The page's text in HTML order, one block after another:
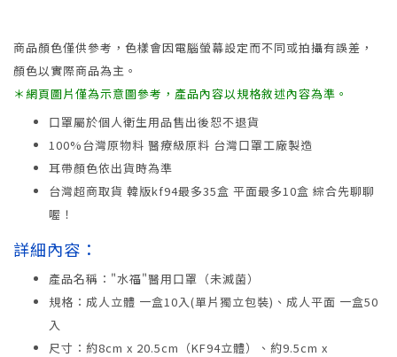
商品顏色僅供參考，色樣會因電腦螢幕設定而不同或拍攝有誤差，
顏色以實際商品為主。
＊網頁圖片僅為示意圖參考，產品內容以規格敘述內容為準。
口罩屬於個人衛生用品售出後恕不退貨
100%台灣原物料 醫療級原料 台灣口罩工廠製造
耳帶顏色依出貨時為準
台灣超商取貨 韓版kf94最多35盒 平面最多10盒 綜合先聊聊
喔！
詳細內容：
產品名稱："水福"醫用口罩（未滅菌）
規格：成人立體 一盒10入(單片獨立包裝)、成人平面 一盒50
入
尺寸：約8cm x 20.5cm（KF94立體）、約9.5cm x